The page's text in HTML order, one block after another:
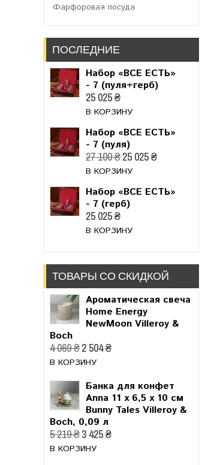
Фарфоровая посуда
ПОСЛЕДНИЕ
Набор «ВСЕ ЕСТЬ»
- 7 (пуля+герб)
25 025 ₴
В КОРЗИНУ
Набор «ВСЕ ЕСТЬ»
- 7 (пуля)
27 100 ₴25 025 ₴
В КОРЗИНУ
Набор «ВСЕ ЕСТЬ»
- 7 (герб)
25 025 ₴
В КОРЗИНУ
ТОВАРЫ СО СКИДКОЙ
Ароматическая свеча
Home Energy
NewMoon Villeroy &
Boch
4 069 ₴2 504 ₴
В КОРЗИНУ
Банка для конфет
Anna 11 x 6,5 x 10 см
Bunny Tales Villeroy &
Boch, 0,09 л
5 219 ₴3 425 ₴
В КОРЗИНУ